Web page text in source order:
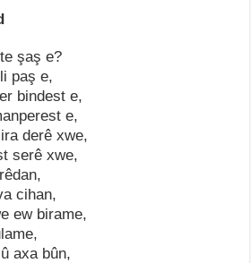
şaş e?
paş e,
bindest e,
e,
derê xwe,
serê xwe,
cihan,
ew birame,
axa bûn,